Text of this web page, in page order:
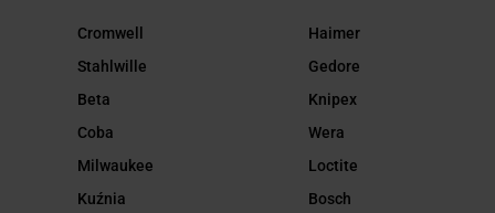
Cromwell
Stahlwille
Beta
Coba
Milwaukee
Kuźnia
Haimer
Gedore
Knipex
Wera
Loctite
Bosch